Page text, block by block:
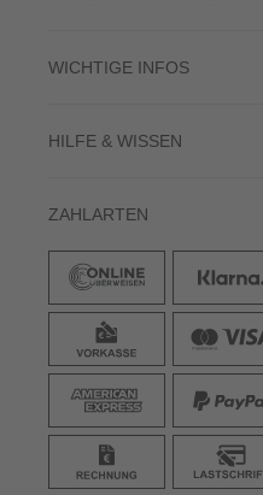
WICHTIGE INFOS
HILFE & WISSEN
ZAHLARTEN